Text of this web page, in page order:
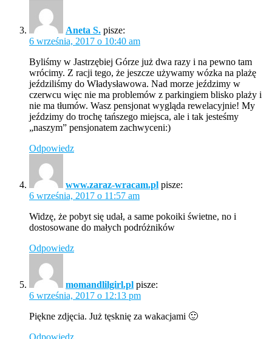
Aneta S. pisze:
6 września, 2017 o 10:40 am
Byliśmy w Jastrzębiej Górze już dwa razy i na pewno tam
wrócimy. Z racji tego, że jeszcze używamy wózka na plażę
jeździliśmy do Władysławowa. Nad morze jeździmy w
czerwcu więc nie ma problemów z parkingiem blisko plaży i
nie ma tłumów. Wasz pensjonat wygląda rewelacyjnie! My
jeździmy do trochę tańszego miejsca, ale i tak jesteśmy
„naszym” pensjonatem zachwyceni:)
Odpowiedz
www.zaraz-wracam.pl pisze:
6 września, 2017 o 11:57 am
Widzę, że pobyt się udał, a same pokoiki świetne, no i
dostosowane do małych podróżników
Odpowiedz
momandlilgirl.pl pisze:
6 września, 2017 o 12:13 pm
Piękne zdjęcia. Już tęsknię za wakacjami 🙂
Odpowiedz